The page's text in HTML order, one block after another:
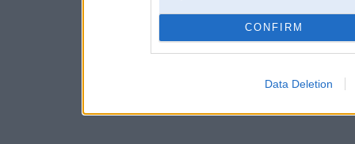
CONFIRM
Data Deletion